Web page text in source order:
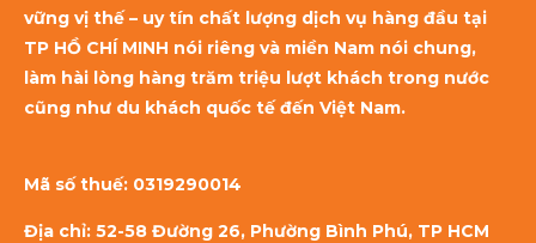
vững vị thế – uy tín chất lượng dịch vụ hàng đầu tại
TP HỒ CHÍ MINH nói riêng và miền Nam nói chung,
làm hài lòng hàng trăm triệu lượt khách trong nước
cũng như du khách quốc tế đến Việt Nam.
Mã số thuế: 0319290014
Địa chỉ: 52-58 Đường 26, Phường Bình Phú, TP HCM